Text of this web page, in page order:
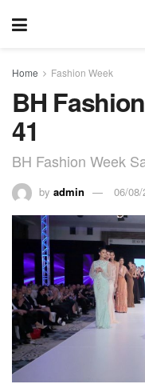
Home Fashion Week
BH
41
BH Fashion Week
by admin 06/